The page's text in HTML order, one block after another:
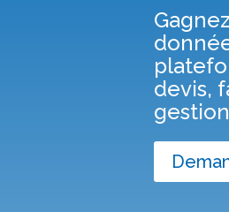
devis,